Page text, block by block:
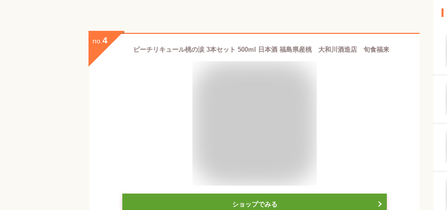
no. 4
ピーチリキュール桃の涙 3本セット 500ml 日本酒 福島県産桃 大和川酒造店 旬食福来
ショップでみる